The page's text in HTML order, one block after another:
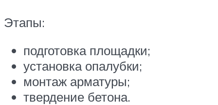
Этапы:
подготовка площадки;
установка опалубки;
монтаж арматуры;
твердение бетона.